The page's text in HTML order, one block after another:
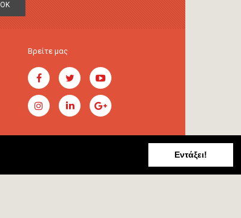
Εντάξει!
OK
Βρείτε μας
Handcrafted byRADIAL